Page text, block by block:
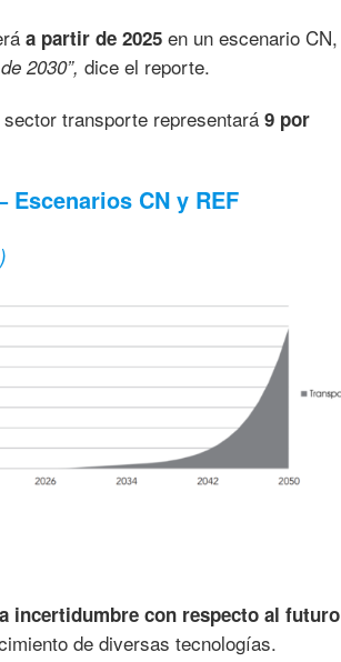
a partir de 2025 en un escenario CN,
2030”, dice el reporte.
transporte representará 9 por
CN y REF
incertidumbre con respecto al futuro
de diversas tecnologías.